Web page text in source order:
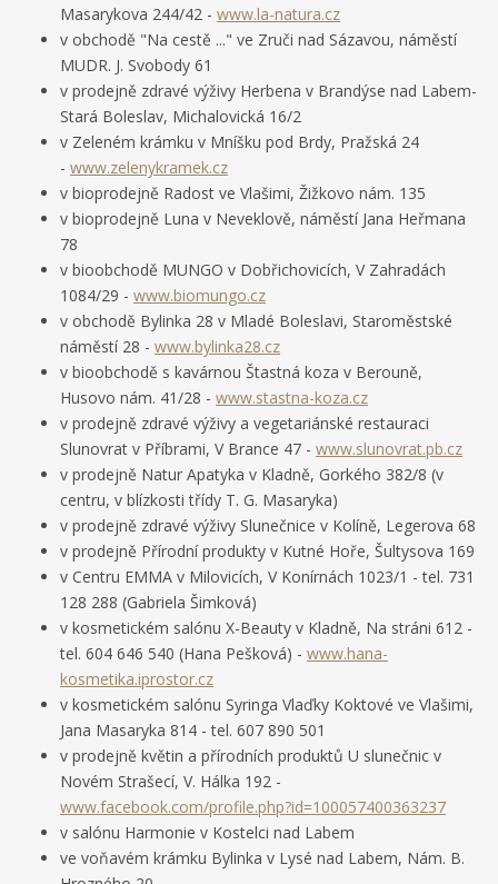
Masarykova 244/42 -www.la-natura.cz
v obchodě "Na cestě ..." ve Zruči nad Sázavou, náměstí
MUDR. J. Svobody 61
v prodejně zdravé výživy Herbena v Brandýse nad Labem-
Stará Boleslav, Michalovická 16/2
v Zeleném krámku v Mníšku pod Brdy, Pražská 24
-www.zelenykramek.cz
v bioprodejně Radost ve Vlašimi, Žižkovo nám. 135
v bioprodejně Luna v Neveklově, náměstí Jana Heřmana
78
v bioobchodě MUNGO v Dobřichovicích, V Zahradách
1084/29 -www.biomungo.cz
v obchodě Bylinka 28 v Mladé Boleslavi, Staroměstské
náměstí 28 -www.bylinka28.cz
v bioobchodě s kavárnou Štastná koza v Berouně,
Husovo nám. 41/28 -www.stastna-koza.cz
v prodejně zdravé výživy a vegetariánské restauraci
Slunovrat v Příbrami, V Brance 47 -www.slunovrat.pb.cz
v prodejně Natur Apatyka v Kladně, Gorkého 382/8 (v
centru, v blízkosti třídy T. G. Masaryka)
v prodejně zdravé výživy Slunečnice v Kolíně, Legerova 68
v prodejně Přírodní produkty v Kutné Hoře, Šultysova 169
v Centru EMMA v Milovicích, V Konírnách 1023/1 - tel. 731
128 288 (Gabriela Šimková)
v kosmetickém salónu X-Beauty v Kladně, Na stráni 612 -
tel. 604 646 540 (Hana Pešková) -www.hana-
kosmetika.iprostor.cz
v kosmetickém salónu Syringa Vlaďky Koktové ve Vlašimi,
Jana Masaryka 814 - tel. 607 890 501
v prodejně květin a přírodních produktů U slunečnic v
Novém Strašecí, V. Hálka 192 -
www.facebook.com/profile.php?id=100057400363237
v salónu Harmonie v Kostelci nad Labem
ve voňavém krámku Bylinka v Lysé nad Labem, Nám. B.